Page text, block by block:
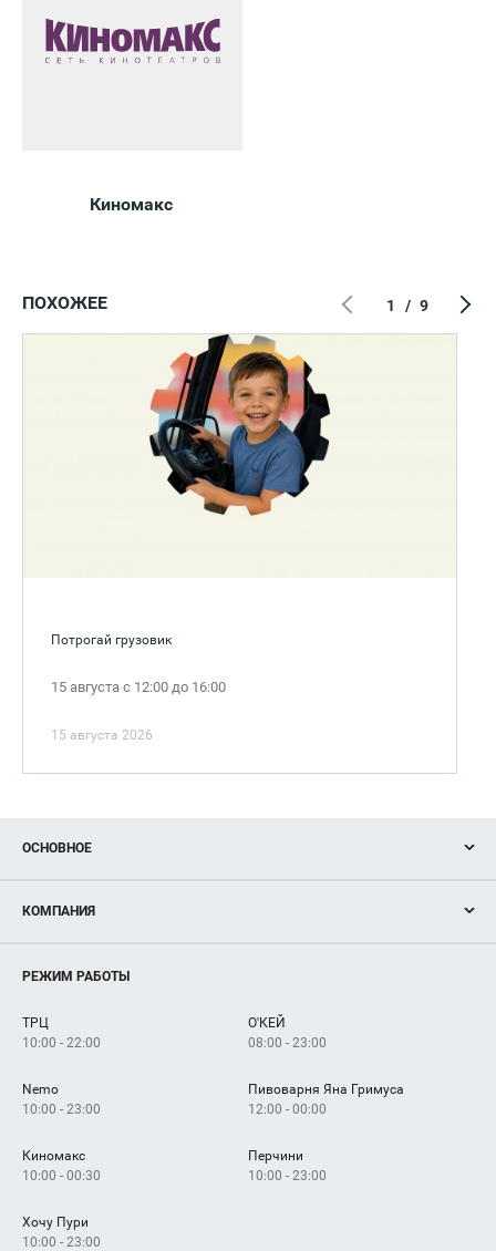
Киномакс
ПОХОЖЕЕ
Потрогай грузовик
15 августа с 12:00 до 16:00
15 августа 2026
1 / 9
ОСНОВНОЕ
Новости
Магазины
Услуги
КОМПАНИЯ
Рекламодателям
Как добраться
РЕЖИМ РАБОТЫ
ТРЦ
10:00 - 22:00
О'КЕЙ
08:00 - 23:00
Nemo
10:00 - 23:00
Пивоварня Яна Гримуса
12:00 - 00:00
Киномакс
10:00 - 00:30
Перчини
10:00 - 23:00
Хочу Пури
10:00 - 23:00